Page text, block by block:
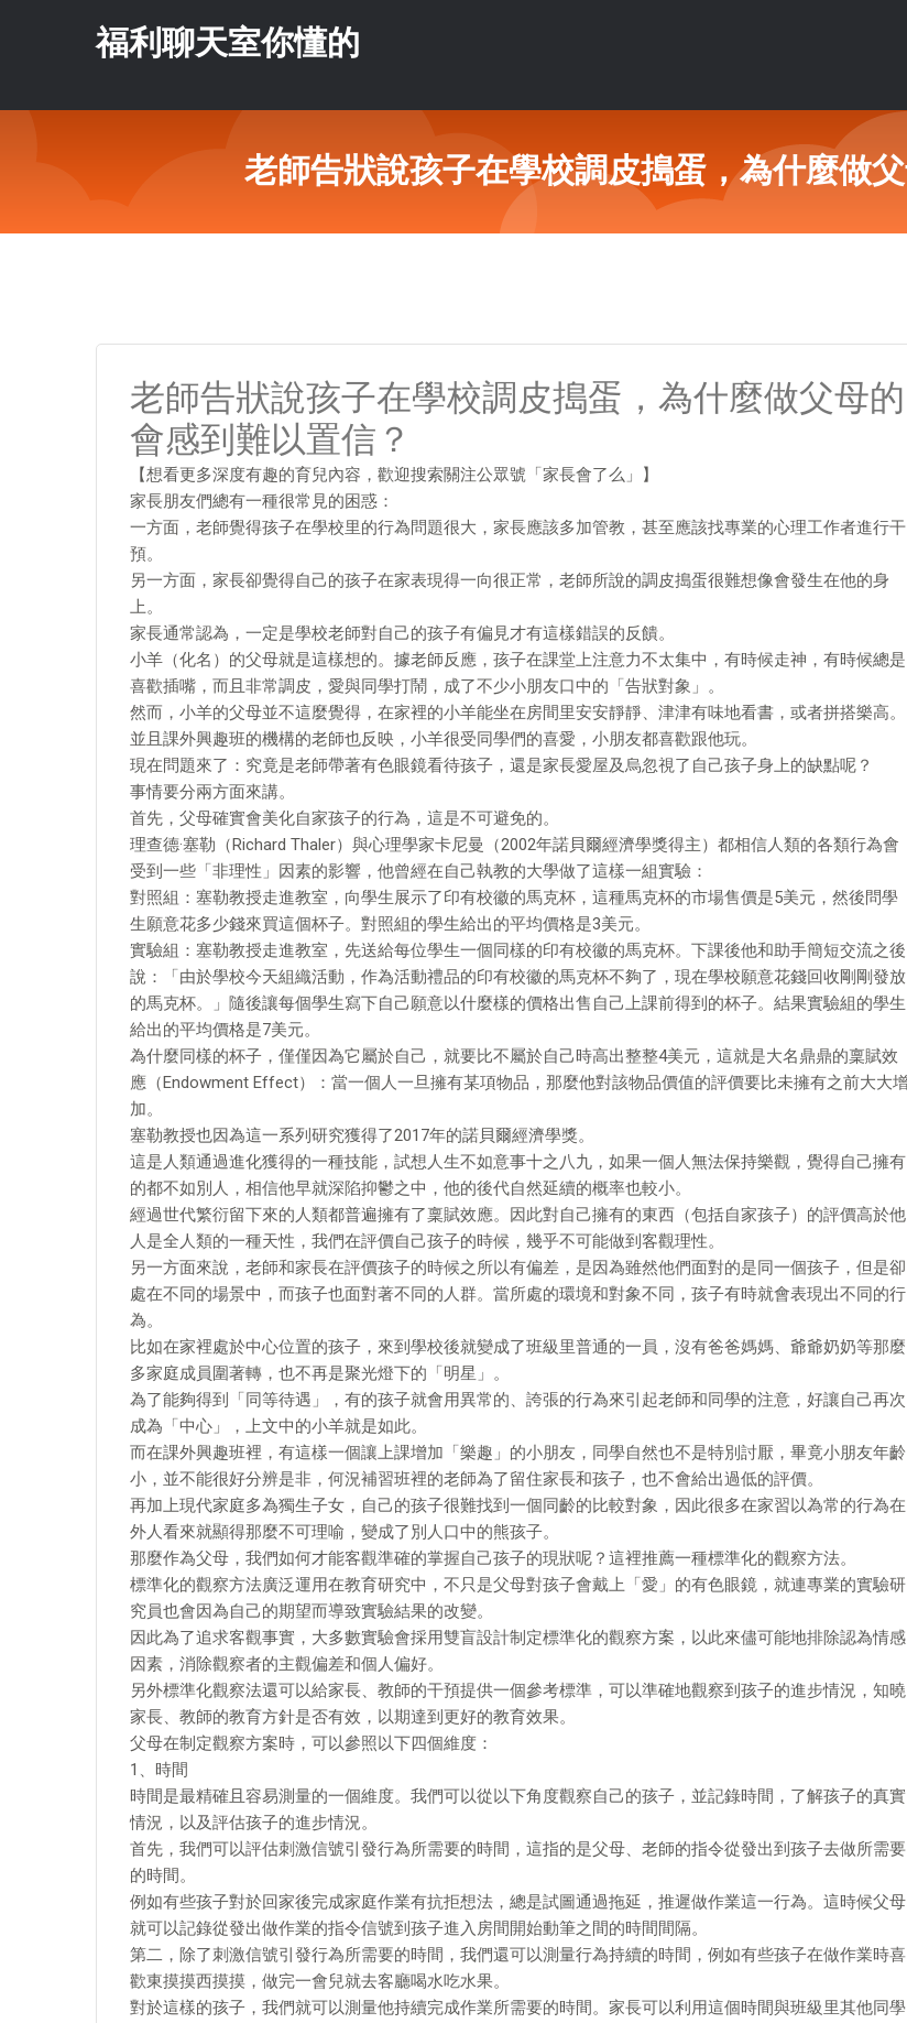
福利聊天室你懂的
老師告狀說孩子在學校調皮搗蛋，為什麼做
老師告狀說孩子在學校調皮搗蛋，為什麼做父母的
會感到難以置信？
【想看更多深度有趣的育兒內容，歡迎搜索關注公眾號「家長會了么」】
家長朋友們總有一種很常見的困惑：
一方面，老師覺得孩子在學校里的行為問題很大，家長應該多加管教，甚至應該找專業的心理工作者進行干
預。
另一方面，家長卻覺得自己的孩子在家表現得一向很正常，老師所說的調皮搗蛋很難想像會發生在他的身
上。
家長通常認為，一定是學校老師對自己的孩子有偏見才有這樣錯誤的反饋。
小羊（化名）的父母就是這樣想的。據老師反應，孩子在課堂上注意力不太集中，有時候走神，有時候總是
喜歡插嘴，而且非常調皮，愛與同學打鬧，成了不少小朋友口中的「告狀對象」。
然而，小羊的父母並不這麼覺得，在家裡的小羊能坐在房間里安安靜靜、津津有味地看書，或者拼搭樂高。
並且課外興趣班的機構的老師也反映，小羊很受同學們的喜愛，小朋友都喜歡跟他玩。
現在問題來了：究竟是老師帶著有色眼鏡看待孩子，還是家長愛屋及烏忽視了自己孩子身上的缺點呢？
事情要分兩方面來講。
首先，父母確實會美化自家孩子的行為，這是不可避免的。
理查德·塞勒（Richard Thaler）與心理學家卡尼曼（2002年諾貝爾經濟學獎得主）都相信人類的各類行為會
受到一些「非理性」因素的影響，他曾經在自己執教的大學做了這樣一組實驗：
對照組：塞勒教授走進教室，向學生展示了印有校徽的馬克杯，這種馬克杯的市場售價是5美元，然後問學
生願意花多少錢來買這個杯子。對照組的學生給出的平均價格是3美元。
實驗組：塞勒教授走進教室，先送給每位學生一個同樣的印有校徽的馬克杯。下課後他和助手簡短交流之後
說：「由於學校今天組織活動，作為活動禮品的印有校徽的馬克杯不夠了，現在學校願意花錢回收剛剛發放
的馬克杯。」隨後讓每個學生寫下自己願意以什麼樣的價格出售自己上課前得到的杯子。結果實驗組的學生
給出的平均價格是7美元。
為什麼同樣的杯子，僅僅因為它屬於自己，就要比不屬於自己時高出整整4美元，這就是大名鼎鼎的稟賦效
應（Endowment Effect）：當一個人一旦擁有某項物品，那麼他對該物品價值的評價要比未擁有之前大大
加。
塞勒教授也因為這一系列研究獲得了2017年的諾貝爾經濟學獎。
這是人類通過進化獲得的一種技能，試想人生不如意事十之八九，如果一個人無法保持樂觀，覺得自己擁有
的都不如別人，相信他早就深陷抑鬱之中，他的後代自然延續的概率也較小。
經過世代繁衍留下來的人類都普遍擁有了稟賦效應。因此對自己擁有的東西（包括自家孩子）的評價高於他
人是全人類的一種天性，我們在評價自己孩子的時候，幾乎不可能做到客觀理性。
另一方面來說，老師和家長在評價孩子的時候之所以有偏差，是因為雖然他們面對的是同一個孩子，但是卻
處在不同的場景中，而孩子也面對著不同的人群。當所處的環境和對象不同，孩子有時就會表現出不同的行
為。
比如在家裡處於中心位置的孩子，來到學校後就變成了班級里普通的一員，沒有爸爸媽媽、爺爺奶奶等那麼
多家庭成員圍著轉，也不再是聚光燈下的「明星」。
為了能夠得到「同等待遇」，有的孩子就會用異常的、誇張的行為來引起老師和同學的注意，好讓自己再次
成為「中心」，上文中的小羊就是如此。
而在課外興趣班裡，有這樣一個讓上課增加「樂趣」的小朋友，同學自然也不是特別討厭，畢竟小朋友年齡
小，並不能很好分辨是非，何況補習班裡的老師為了留住家長和孩子，也不會給出過低的評價。
再加上現代家庭多為獨生子女，自己的孩子很難找到一個同齡的比較對象，因此很多在家習以為常的行為在
外人看來就顯得那麼不可理喻，變成了別人口中的熊孩子。
那麼作為父母，我們如何才能客觀準確的掌握自己孩子的現狀呢？這裡推薦一種標準化的觀察方法。
標準化的觀察方法廣泛運用在教育研究中，不只是父母對孩子會戴上「愛」的有色眼鏡，就連專業的實驗研
究員也會因為自己的期望而導致實驗結果的改變。
因此為了追求客觀事實，大多數實驗會採用雙盲設計制定標準化的觀察方案，以此來儘可能地排除認為情感
因素，消除觀察者的主觀偏差和個人偏好。
另外標準化觀察法還可以給家長、教師的干預提供一個參考標準，可以準確地觀察到孩子的進步情況，知曉
家長、教師的教育方針是否有效，以期達到更好的教育效果。
父母在制定觀察方案時，可以參照以下四個維度：
1、時間
時間是最精確且容易測量的一個維度。我們可以從以下角度觀察自己的孩子，並記錄時間，了解孩子的真實
情況，以及評估孩子的進步情況。
首先，我們可以評估刺激信號引發行為所需要的時間，這指的是父母、老師的指令從發出到孩子去做所需要
的時間。
例如有些孩子對於回家後完成家庭作業有抗拒想法，總是試圖通過拖延，推遲做作業這一行為。這時候父母
就可以記錄從發出做作業的指令信號到孩子進入房間開始動筆之間的時間間隔。
第二，除了刺激信號引發行為所需要的時間，我們還可以測量行為持續的時間，例如有些孩子在做作業時喜
歡東摸摸西摸摸，做完一會兒就去客廳喝水吃水果。
對於這樣的孩子，我們就可以測量他持續完成作業所需要的時間。家長可以利用這個時間與班級里其他同學